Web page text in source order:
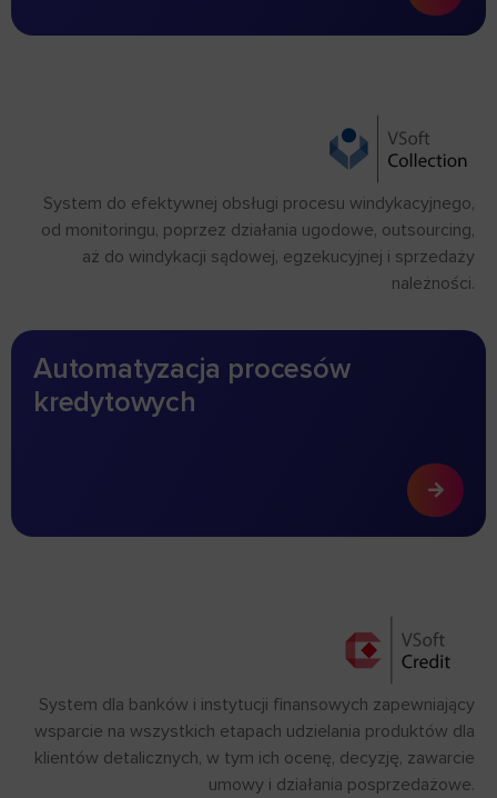
System do efektywnej obsługi procesu windykacyjnego,
od monitoringu, poprzez działania ugodowe, outsourcing,
aż do windykacji sądowej, egzekucyjnej i sprzedaży
należności.
System dla banków i instytucji finansowych zapewniający
wsparcie na wszystkich etapach udzielania produktów dla
klientów detalicznych, w tym ich ocenę, decyzję, zawarcie
umowy i działania posprzedażowe.
Automatyzacja procesów
kredytowych